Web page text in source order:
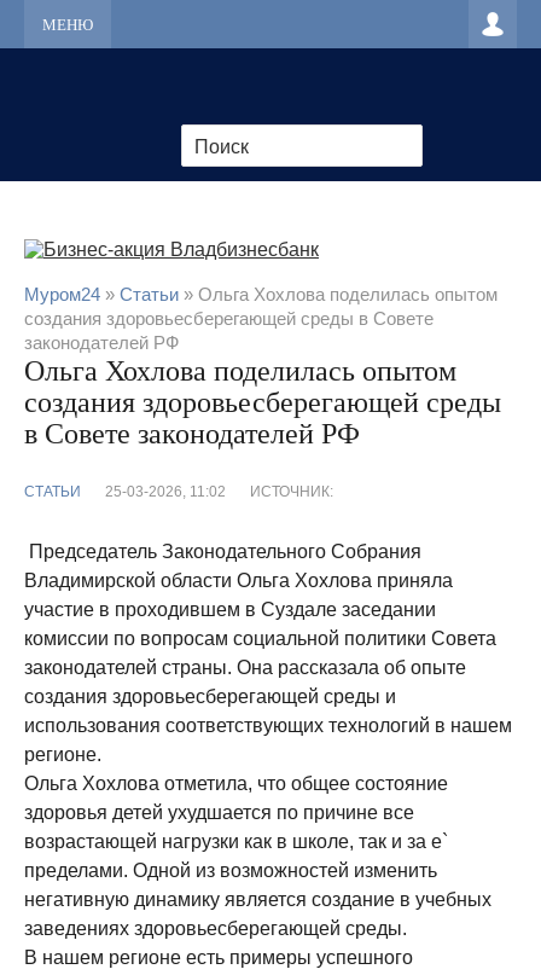
МЕНЮ
Муром24 » Статьи » Ольга Хохлова поделилась опытом
создания здоровьесберегающей среды в Совете
законодателей РФ
Ольга Хохлова поделилась опытом
создания здоровьесберегающей среды
в Совете законодателей РФ
СТАТЬИ 25-03-2026, 11:02 ИСТОЧНИК:
Председатель Законодательного Собрания
Владимирской области Ольга Хохлова приняла
участие в проходившем в Суздале заседании
комиссии по вопросам социальной политики Совета
законодателей страны. Она рассказала об опыте
создания здоровьесберегающей среды и
использования соответствующих технологий в нашем
регионе.
Ольга Хохлова отметила, что общее состояние
здоровья детей ухудшается по причине все
возрастающей нагрузки как в школе, так и за е`
пределами. Одной из возможностей изменить
негативную динамику является создание в учебных
заведениях здоровьесберегающей среды.
В нашем регионе есть примеры успешного